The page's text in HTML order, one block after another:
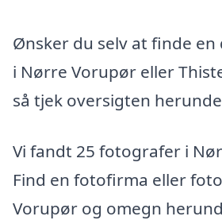
Ønsker du selv at finde
i Nørre Vorupør eller
så tjek oversigten
Vi fandt 25 fotografer i
Find en fotofirma eller
Vorupør og omegn